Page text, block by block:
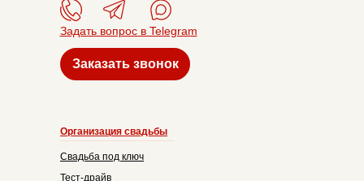
Задать вопрос в Telegram
Свадьба под ключ
Заказать звонок
Тест-драйв
Организация свадьбы